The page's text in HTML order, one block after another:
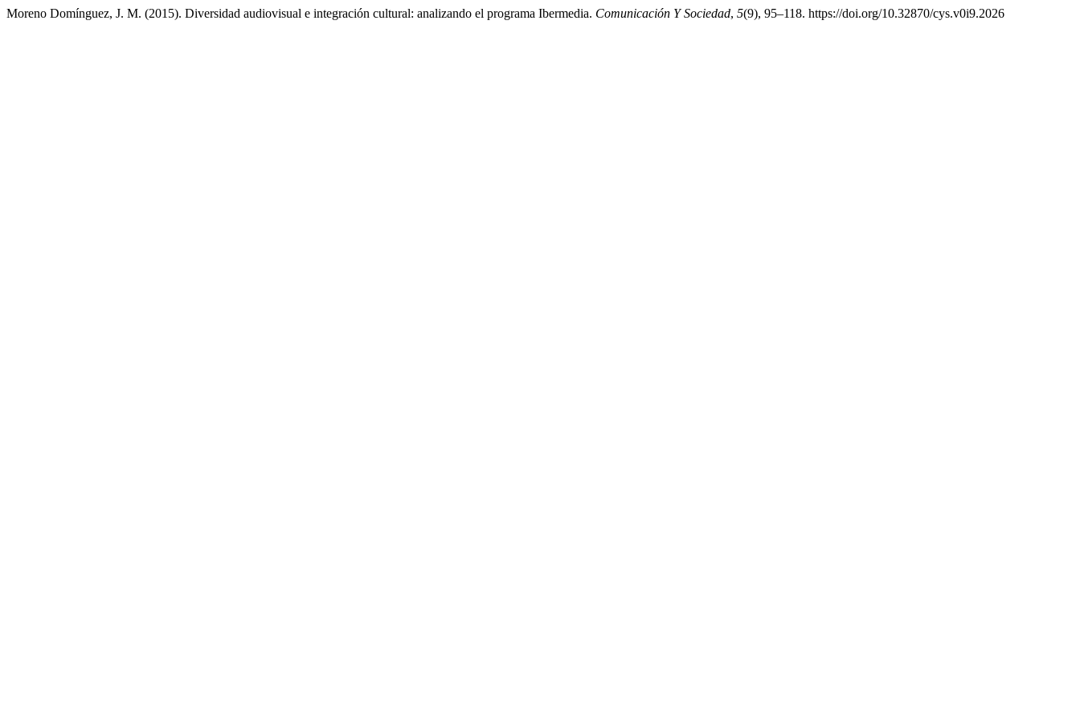
Moreno Domínguez, J. M. (2015). Diversidad audiovisual e integración cultural: analizando el programa Ibermedia. Comunicación Y Sociedad, 5(9), 95–118. https://doi.org/10.32870/cys.v0i9.2026